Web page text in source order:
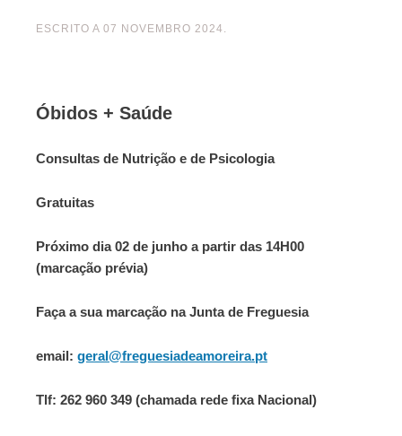
ESCRITO A 07 NOVEMBRO 2024 .
Óbidos + Saúde
Consultas de Nutrição e de Psicologia
Gratuitas
Próximo dia 02 de junho a partir das 14H00
(marcação prévia)
Faça a sua marcação na Junta de Freguesia
email: geral@freguesiadeamoreira.pt
Tlf: 262 960 349 (chamada rede fixa Nacional)